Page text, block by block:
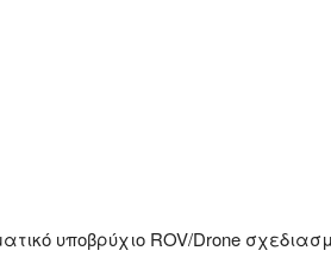
υποβρύχιο ROV/Drone